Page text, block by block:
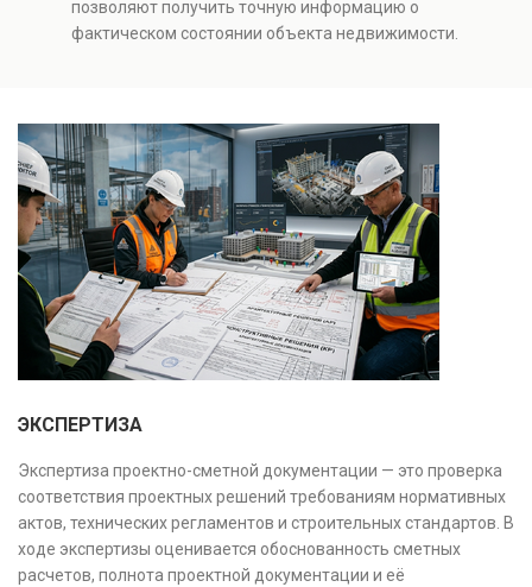
оценки рисков и судебных разбирательств.
Результатом является официальное техническое
позволяют получить точную информацию о
фактическом состоянии объекта недвижимости.
качества строительства, подготовки к реконструкции,
оценки рисков и судебных разбирательств.
Результатом является официальное техническое
заключение, имеющее юридическую силу.
ЭКСПЕРТИЗА
Экспертиза проектно-сметной документации — это проверка
соответствия проектных решений требованиям нормативных
актов, технических регламентов и строительных стандартов. В
ходе экспертизы оценивается обоснованность сметных
расчетов, полнота проектной документации и её